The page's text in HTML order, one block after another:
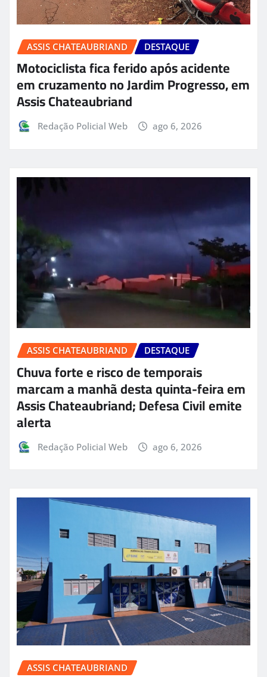
ASSIS CHATEAUBRIAND DESTAQUE
Motociclista fica ferido após acidente
em cruzamento no Jardim Progresso, em
Assis Chateaubriand
Redação Policial Web ago 6, 2026
ASSIS CHATEAUBRIAND DESTAQUE
Chuva forte e risco de temporais
marcam a manhã desta quinta-feira em
Assis Chateaubriand; Defesa Civil emite
alerta
Redação Policial Web ago 6, 2026
ASSIS CHATEAUBRIAND